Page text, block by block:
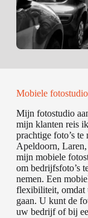
Mobiele fotostudio
Mijn fotostudio
mijn klanten reis
prachtige foto’s
Apeldoorn,
mijn mobiele
om bedrijfsfoto’s
nemen. Een
flexibiliteit, omdat
gaan. U kunt de
uw bedrijf of bij